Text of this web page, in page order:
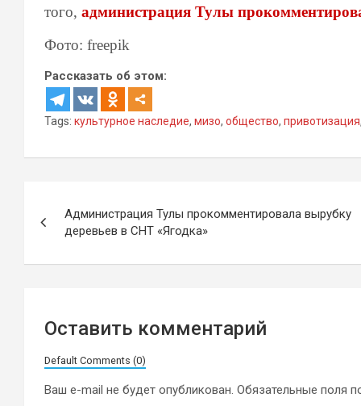
того, администрация Тулы
Фото: freepik
Рассказать об этом:
Tags: культурное наследие, мизо, общество, привотизация
по
записям
Администрация Тулы прокомментировала вырубку
деревьев в СНТ «Ягодка»
Оставить комментарий
Default Comments (0)
Ваш e-mail не будет опубликован. Обязательные поля